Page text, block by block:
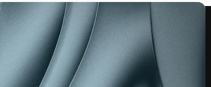
Spaces
AI アシスタント
はじめに
Academy
ドキュメント